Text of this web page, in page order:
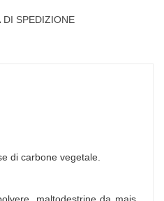
DI SPEDIZIONE
di carbone vegetale.